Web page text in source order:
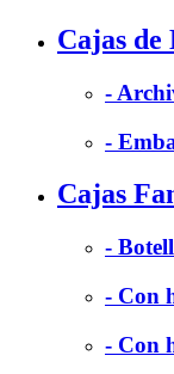
Cajas de
-
-
Cajas
-
- Con
- Con